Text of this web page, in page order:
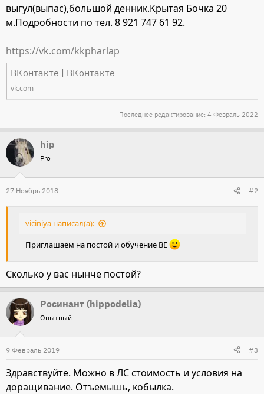
выгул(выпас),большой денник.Крытая Бочка 20
м.Подробности по тел. 8 921 747 61 92.
https://vk.com/kkpharlap
ВКонтакте | ВКонтакте
vk.com
Последнее редактирование: 4 Февраль 2022
hip
Pro
27 Ноябрь 2018 #2
viciniya написал(а):
Приглашаем на постой и обучение ВЕ
Сколько у вас нынче постой?
Росинант (hippodelia)
Опытный
9 Февраль 2019 #3
Здравствуйте. Можно в ЛС стоимость и условия на
доращивание. Отъемышь, кобылка.